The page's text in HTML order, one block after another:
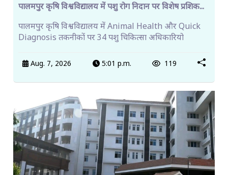
पालमपुर कृषि विश्वविद्यालय में पशु रोग निदान पर विशेष प्रशिक...
पालमपुर कृषि विश्वविद्यालय में Animal Health और Quick
Diagnosis तकनीकों पर 34 पशु चिकित्सा अधिकारियो
Aug. 7, 2026 5:01 p.m. 119